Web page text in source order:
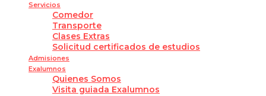
Servicios
Comedor
Transporte
Clases Extras
Solicitud certificados de estudios
Admisiones
Exalumnos
Quienes Somos
Visita guiada Exalumnos